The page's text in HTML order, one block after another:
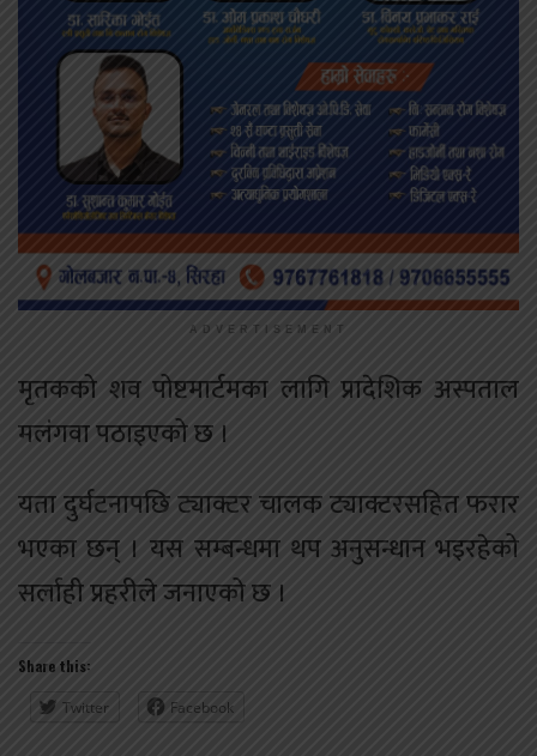
ADVERTISEMENT
मृतकको शव पोष्टमार्टमका लागि प्रादेशिक अस्पताल
मलंगवा पठाइएको छ ।
यता दुर्घटनापछि ट्याक्टर चालक ट्याक्टरसहित फरार
भएका छन् । यस सम्बन्धमा थप अनुसन्धान भइरहेको
सर्लाही प्रहरीले जनाएको छ ।
Share this:
Twitter Facebook